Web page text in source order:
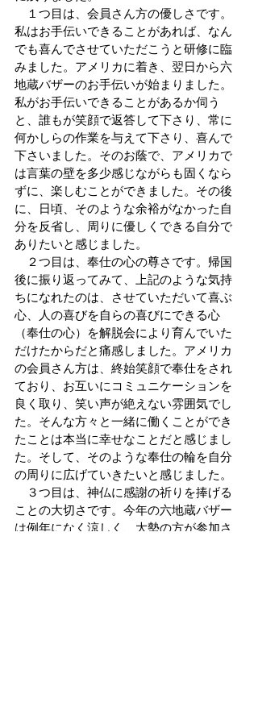
１つ目は、会員さん方の優しさです。
私はお手伝いできることがあれば、なん
でも喜んでさせていただこうと研修に臨
みました。アメリカに着き、翌日から六
地蔵バザーのお手伝いが始まりました。
私がお手伝いできることがあるか伺う
と、誰もが笑顔で返答して下さり、常に
何かしらの作業を与えて下さり、喜んで
下さいました。そのお蔭で、アメリカで
は言葉の壁を多少感じながらも固くなら
ずに、楽しむことができました。その後
に、日頃、そのような余裕がなかった自
分を反省し、周りに優しくできる自分で
ありたいと感じました。
２つ目は、奉仕の心の尊さです。帰国
後に振り返ってみて、上記のような気持
ちになれたのは、させていただいて喜ぶ
心、人の喜びを自らの喜びにできる心
（奉仕の心）を解脱会により育んでいた
だけたからだと痛感しました。アメリカ
の会員さん方は、終始笑顔で奉仕をされ
ており、お互いにコミュニケーションを
良く取り、笑い声が絶えない雰囲気でし
た。そんな方々と一緒に働くことができ
たことは本当に幸せなことだと感じまし
た。そして、そのような奉仕の輪を自分
の周りに広げていきたいと感じました。
３つ目は、神仏に感謝の祈りを捧げる
ことの大切さです。今年の六地蔵バザー
は例年になく涼しく、大勢の方が参加さ